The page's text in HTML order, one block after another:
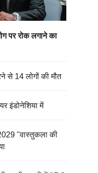
पर रोक लगाने का
से 14 लोगों की मौत
इंडोनेशिया में
"वास्तुकला की